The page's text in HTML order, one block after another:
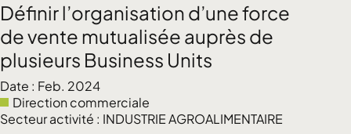
Définir l’organisation d’une force
de vente mutualisée auprès de
plusieurs Business Units
Date : Feb. 2024
Direction commerciale
Secteur activité : INDUSTRIE AGROALIMENTAIRE